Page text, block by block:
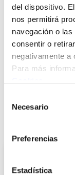
del dispositivo.
nos permitirá
navegación o
consentir o
negativamente
Para más
Necesario
Preferencias
Estadística
Click&Collect -
en nuestras